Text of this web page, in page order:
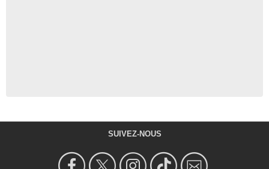
SUIVEZ-NOUS